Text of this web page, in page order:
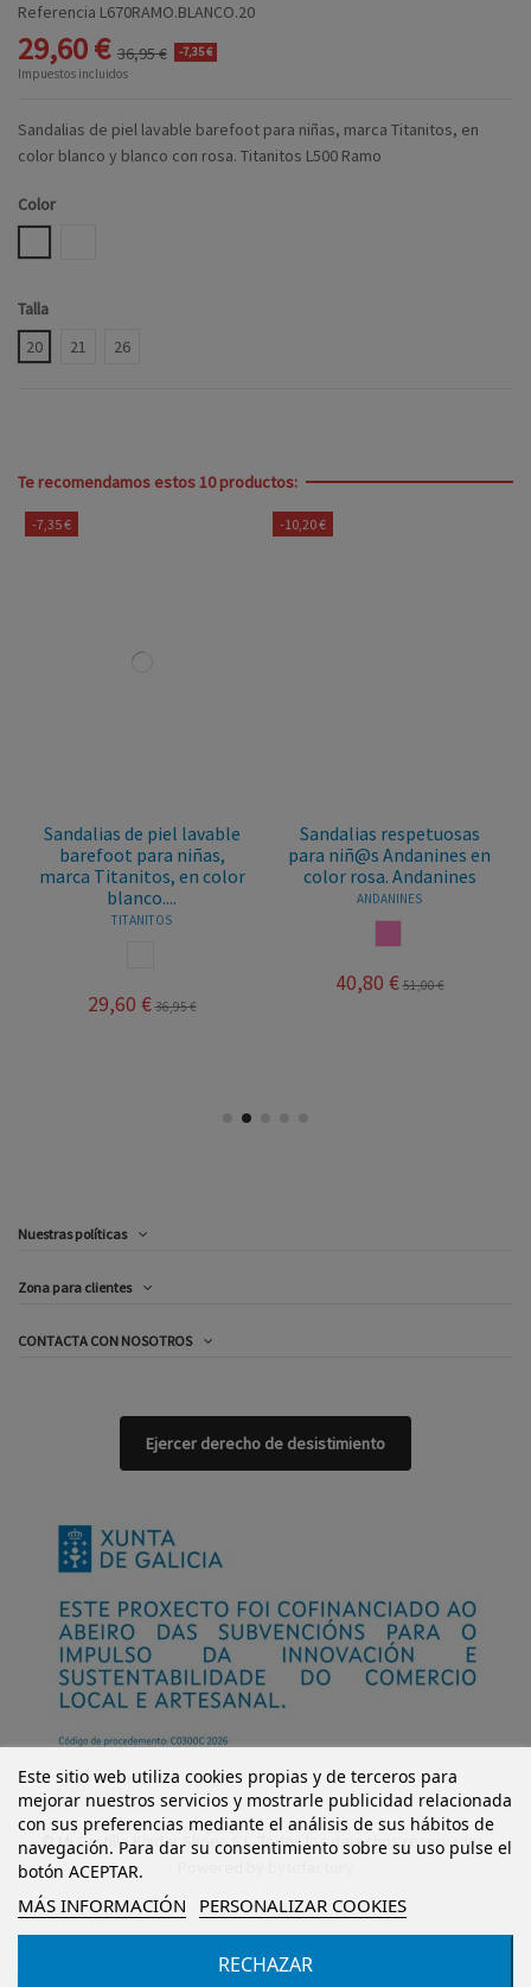
Referencia L670RAMO.BLANCO.20
29,60 € 36,95 € -7,35 €
Impuestos incluidos
Sandalias de piel lavable barefoot para niñas, marca Titanitos, en
color blanco y blanco con rosa. Titanitos L500 Ramo
Color
Talla
20
21 26
Te recomendamos estos 10 productos:
-7,35 €
Sandalias de piel lavable
barefoot para niñas,
marca Titanitos, en color
blanco....
TITANITOS
29,60 € 36,95 €
-10,20 €
Sandalias respetuosas
para niñ@s Andanines en
color rosa. Andanines
ANDANINES
40,80 € 51,00 €
Nuestras políticas
Zona para clientes
CONTACTA CON NOSOTROS
Este sitio web utiliza cookies propias y de terceros para
mejorar nuestros servicios y mostrarle publicidad relacionada
con sus preferencias mediante el análisis de sus hábitos de
navegación. Para dar su consentimiento sobre su uso pulse el
botón ACEPTAR.
MÁS INFORMACIÓN PERSONALIZAR COOKIES
RECHAZAR
Ejercer derecho de desistimiento
© Mi Castillo Kinder Shoes S.L. Todos los derechos reservados.